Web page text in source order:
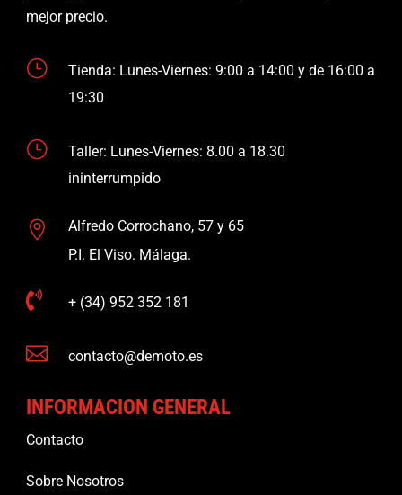
mejor precio.
}
Tienda: Lunes-Viernes: 9:00 a 14:00 y de 16:00 a
19:30
}
Taller: Lunes-Viernes: 8.00 a 18.30
ininterrumpido

Alfredo Corrochano, 57 y 65
P.I. El Viso. Málaga.
 + (34) 952 352 181
 contacto@demoto.es
INFORMACION GENERAL
Contacto
Sobre Nosotros